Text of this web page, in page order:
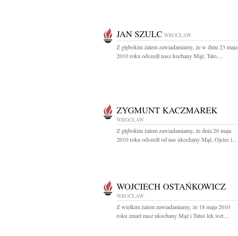
JAN SZULC WROCŁAW
Z głębokim żalem zawiadamiamy, że w dniu 23 maja
2010 roku odszedł nasz kochany Mąż, Tato,...
ZYGMUNT KACZMAREK
WROCŁAW
Z głębokim żalem zawiadamiamy, że dnia 20 maja
2010 roku odszedł od nas ukochany Mąż, Ojciec i...
WOJCIECH OSTAŃKOWICZ
WROCŁAW
Z wielkim żalem zawiadamiamy, że 18 maja 2010
roku zmarł nasz ukochany Mąż i Tatuś lek.wet....